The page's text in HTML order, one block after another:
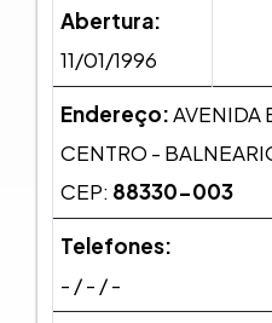
Abertura:
11/01/1996
Endereço:AVENIDA
CENTRO -
CEP: 88330-003
Telefones:
- / - / -